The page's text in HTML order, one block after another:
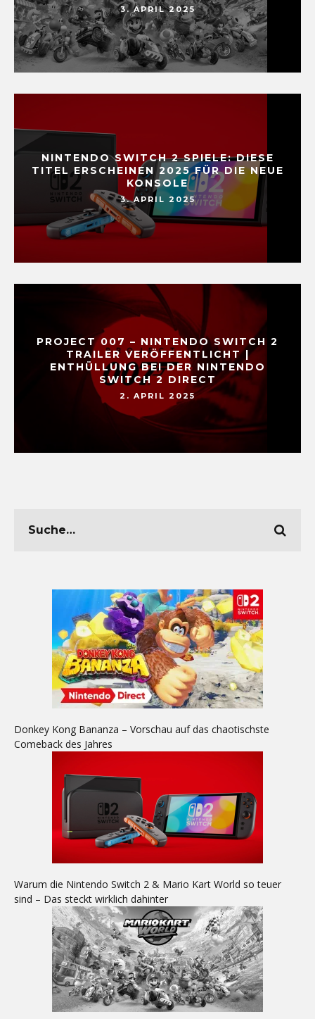
3. APRIL 2025
NINTENDO SWITCH 2 SPIELE: DIESE
TITEL ERSCHEINEN 2025 FÜR DIE NEUE
KONSOLE
3. APRIL 2025
PROJECT 007 – NINTENDO SWITCH 2
TRAILER VERÖFFENTLICHT |
ENTHÜLLUNG BEI DER NINTENDO
SWITCH 2 DIRECT
2. APRIL 2025
Donkey Kong Bananza – Vorschau auf das chaotischste
Comeback des Jahres
Warum die Nintendo Switch 2 & Mario Kart World so teuer
sind – Das steckt wirklich dahinter